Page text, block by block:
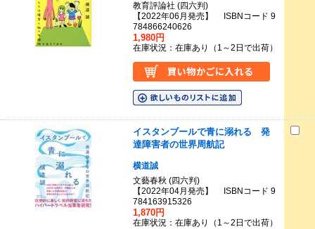
教育評論社 (四六判)
【2022年06月発売】 ISBNコード 9
784866240626
1,980円
在庫状況：在庫あり（1～2日で出荷）
イスタンブールで青に溺れる 発
達障害者の世界周航記
横道誠
文藝春秋 (四六判)
【2022年04月発売】 ISBNコード 9
784163915326
1,870円
在庫状況：在庫あり（1～2日で出荷）